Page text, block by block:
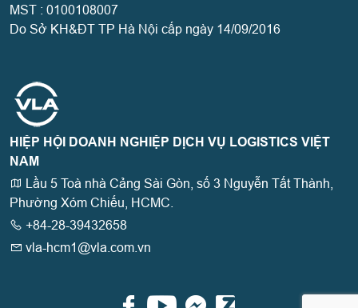
MST : 0100108007
Do Sở KH&ĐT TP Hà Nội cấp ngày 14/09/2016
HIỆP HỘI DOANH NGHIỆP DỊCH VỤ LOGISTICS VIỆT
NAM
Lầu 5 Toà nhà Cảng Sài Gòn, số 3 Nguyễn Tất Thành,
Phường Xóm Chiếu, HCMC.
+84-28-39432658
vla-hcm1@vla.com.vn